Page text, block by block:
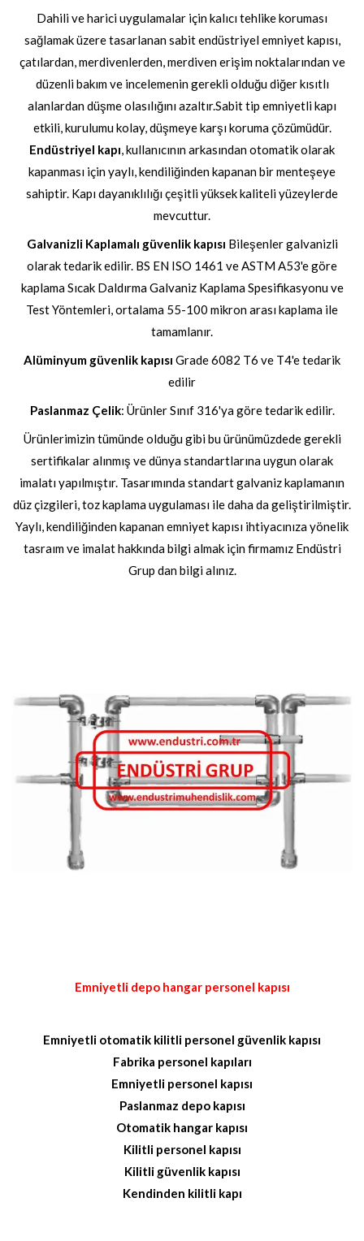
Dahili ve harici uygulamalar için kalıcı tehlike koruması
sağlamak üzere tasarlanan sabit endüstriyel emniyet kapısı,
çatılardan, merdivenlerden, merdiven erişim noktalarından ve
düzenli bakım ve incelemenin gerekli olduğu diğer kısıtlı
alanlardan düşme olasılığını azaltır.Sabit tip emniyetli kapı
etkili, kurulumu kolay, düşmeye karşı koruma çözümüdür.
Endüstriyel kapı, kullanıcının arkasından otomatik olarak
kapanması için yaylı, kendiliğinden kapanan bir menteşeye
sahiptir. Kapı dayanıklılığı çeşitli yüksek kaliteli yüzeylerde
mevcuttur.
Galvanizli Kaplamalı güvenlik kapısı Bileşenler galvanizli
olarak tedarik edilir. BS EN ISO 1461 ve ASTM A53'e göre
kaplama Sıcak Daldırma Galvaniz Kaplama Spesifikasyonu ve
Test Yöntemleri, ortalama 55-100 mikron arası kaplama ile
tamamlanır.
Alüminyum güvenlik kapısı Grade 6082 T6 ve T4'e tedarik
edilir
Paslanmaz Çelik: Ürünler Sınıf 316'ya göre tedarik edilir.
Ürünlerimizin tümünde olduğu gibi bu ürünümüzdede gerekli
sertifikalar alınmış ve dünya standartlarına uygun olarak
imalatı yapılmıştır. Tasarımında standart galvaniz kaplamanın
düz çizgileri, toz kaplama uygulaması ile daha da geliştirilmiştir.
Yaylı, kendiliğinden kapanan emniyet kapısı ihtiyacınıza yönelik
tasraım ve imalat hakkında bilgi almak için firmamız Endüstri
Grup dan bilgi alınız.
Emniyetli depo hangar personel kapısı
Emniyetli otomatik kilitli personel güvenlik kapısı
Fabrika personel kapıları
Emniyetli personel kapısı
Paslanmaz depo kapısı
Otomatik hangar kapısı
Kilitli personel kapısı
Kilitli güvenlik kapısı
Kendinden kilitli kapı